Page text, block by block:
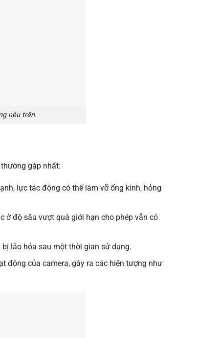
nêu trên.
gặp nhất:
lực tác động có thể làm vỡ ống kính, hỏng
ở độ sâu vượt quá giới hạn cho phép vẫn có
lão hóa sau một thời gian sử dụng.
động của camera, gây ra các hiện tượng như